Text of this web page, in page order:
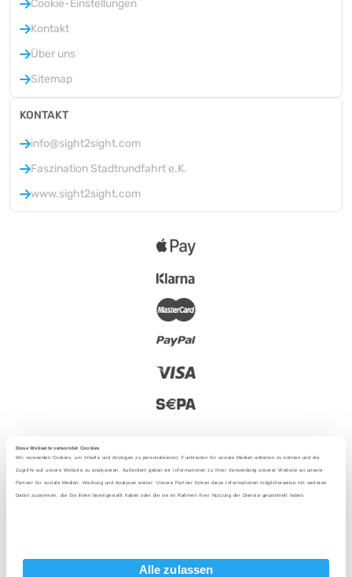
Diese Webseite verwendet Cookies
Wir verwenden Cookies, um Inhalte und Anzeigen zu personalisieren, Funktionen für soziale Medien anbieten zu können und die
Zugriffe auf unsere Website zu analysieren. Außerdem geben wir Informationen zu Ihrer Verwendung unserer Website an unsere
Partner für soziale Medien, Werbung und Analysen weiter. Unsere Partner führen diese Informationen möglicherweise mit weiteren
Daten zusammen, die Sie ihnen bereitgestellt haben oder die sie im Rahmen Ihrer Nutzung der Dienste gesammelt haben.
Alle zulassen
Cookie-Einstellungen
Kontakt
Über uns
Sitemap
KONTAKT
info@sight2sight.com
Faszination Stadtrundfahrt e.K.
www.sight2sight.com
2025 - Mit Liebe aus Berlin